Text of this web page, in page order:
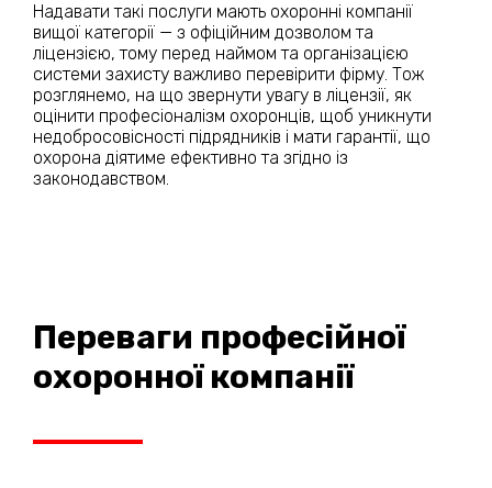
Надавати такі послуги мають охоронні компанії
вищої категорії — з офіційним дозволом та
ліцензією, тому перед наймом та організацією
системи захисту важливо перевірити фірму. Тож
розглянемо, на що звернути увагу в ліцензії, як
оцінити професіоналізм охоронців, щоб уникнути
недобросовісності підрядників і мати гарантії, що
охорона діятиме ефективно та згідно із
законодавством.
Переваги професійної
охоронної компанії